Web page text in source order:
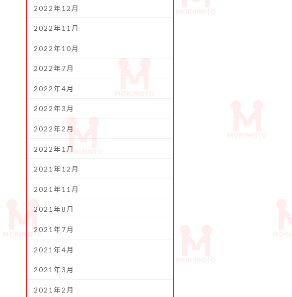
2022年12月
2022年11月
2022年10月
2022年7月
2022年4月
2022年3月
2022年2月
2022年1月
2021年12月
2021年11月
2021年8月
2021年7月
2021年4月
2021年3月
2021年2月